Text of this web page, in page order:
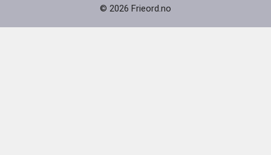
© 2026 Frieord.no